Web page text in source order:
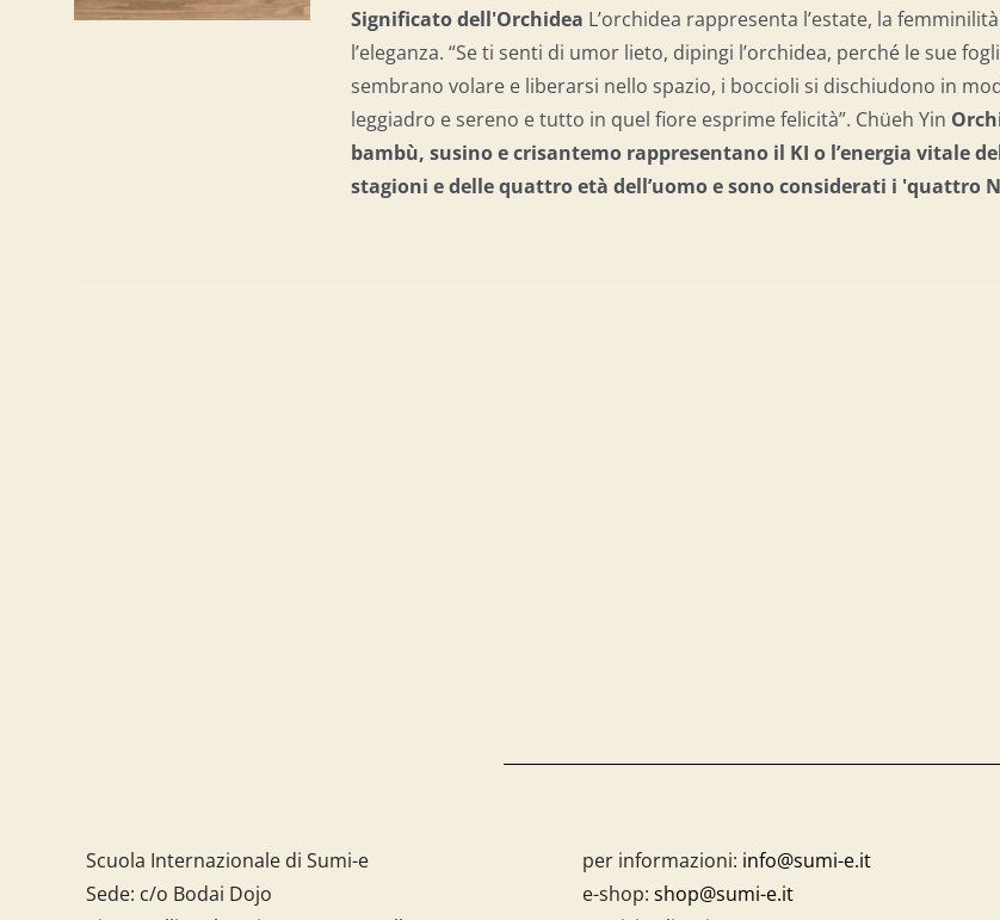
Significato dell'Orchidea L’orchidea rappresenta l’estate, la
l’eleganza. “Se ti senti di umor lieto, dipingi l’orchidea, perché le sue
sembrano volare e liberarsi nello spazio, i boccioli si dischiudono in
leggiadro e sereno e tutto in quel fiore esprime felicità”. Chüeh Yin
bambù, susino e crisantemo rappresentano il KI o l’energia vitale
stagioni e delle quattro età dell’uomo esono considerati i 'quattro
Scuola Internazionale di Sumi-e
Sede: c/o Bodai Dojo
per informazioni: info@sumi-e.it
e-shop: shop@sumi-e.it